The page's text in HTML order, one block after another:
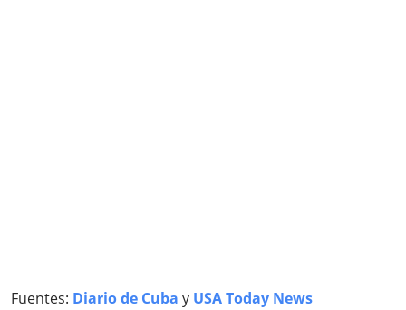
Fuentes: Diario de Cuba y USA Today News